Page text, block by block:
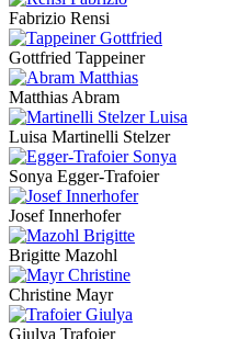
Fabrizio Rensi
Gottfried Tappeiner
Matthias Abram
Luisa Martinelli Stelzer
Sonya Egger-Trafoier
Josef Innerhofer
Brigitte Mazohl
Christine Mayr
Giulya Trafoier